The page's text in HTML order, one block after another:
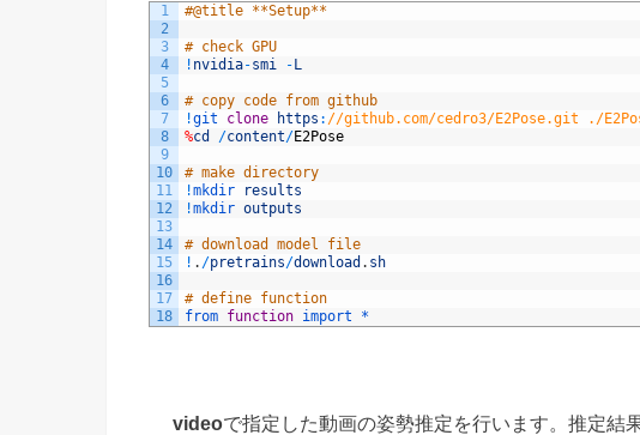
1
2
3
4
5
6
7
8
9
10
11
12
13
14
15
16
17
18
#@title **Setup**
# check GPU
! nvidia-smi -L
# copy code from github
!git clone https : //github.com/cedro3/E2Pose.git ./
%cd /content/E2Pose
# make directory
!mkdir
results
!mkdir outputs
# download model file
! . /pretrains/download . sh
# define function
from function import *
videoで指定した動画の姿勢推定を行います。推定結